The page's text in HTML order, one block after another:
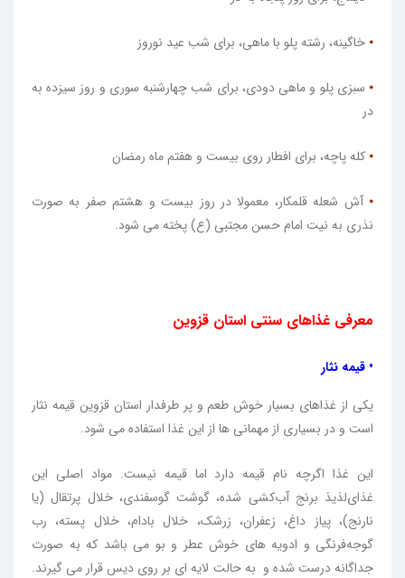
⦁ خاگینه، رشته پلو با ماهی، برای شب عید نوروز
⦁ سبزی پلو و ماهی دودی، برای شب چهارشنبه سوری و روز سیزده به
در
⦁ کله پاچه، برای افطار روی بیست و هفتم ماه رمضان
⦁ آش شعله قلمکار، معمولا در روز بیست و هشتم صفر به صورت
نذری به نیت امام حسن مجتبی (ع) پخته می شود.
معرفی غذاهای سنتی استان قزوین
• قیمه نثار
یکی از غذاهای بسیار خوش طعم و پر طرفدار استان قزوین قیمه نثار
است و در بسیاری از مهمانی ها از این غذا استفاده می شود.
این غذا اگرچه نام قیمه دارد اما قیمه نیست. مواد اصلی این
غذای‌لذیذ برنج آب‌کشی شده، گوشت گوسفندی، خلال پرتقال (یا
نارنج)، پیاز داغ، زعفران، زرشک، خلال بادام، خلال پسته، رب
گوجه‌فرنگی و ادویه های خوش عطر و بو می باشد که به صورت
جداگانه درست شده و به حالت لایه ای بر روی دیس قرار می گیرند.